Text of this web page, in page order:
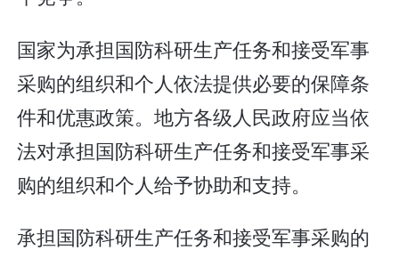
国家为承担国防科研生产任务和接受军事
采购的组织和个人依法提供必要的保障条
件和优惠政策。地方各级人民政府应当依
法对承担国防科研生产任务和接受军事采
购的组织和个人给予协助和支持。
承担国防科研生产任务和接受军事采购的